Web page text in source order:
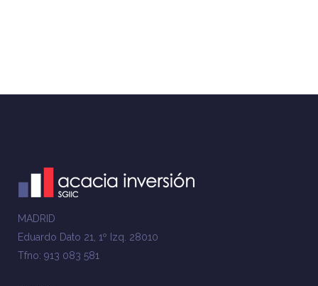
MADRID
Eduardo Dato 21, 1º Izq. 28010
Tfno: 913 083 581